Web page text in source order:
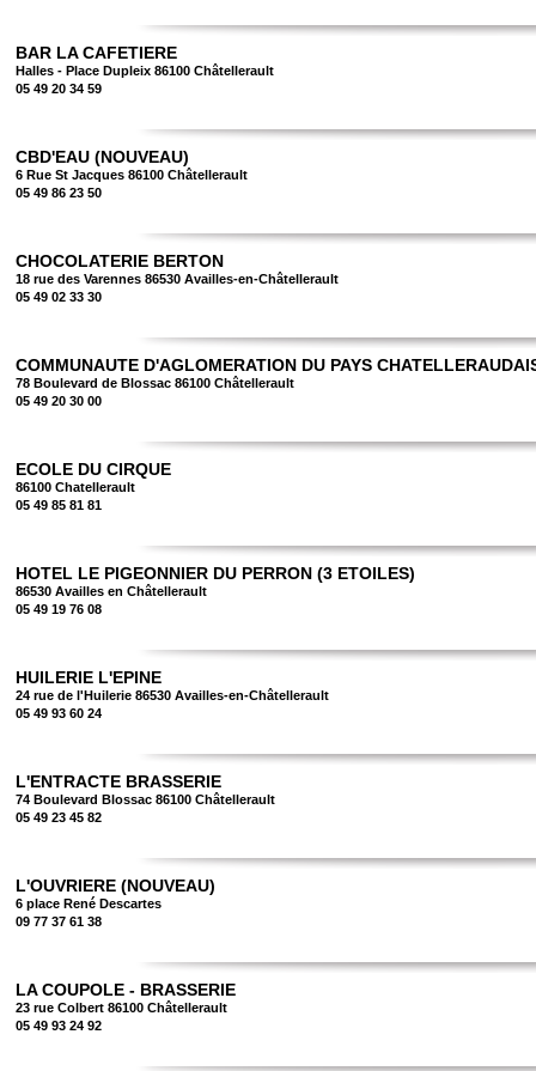
BAR LA CAFETIERE
Halles - Place Dupleix 86100 Châtellerault
05 49 20 34 59
CBD'EAU (NOUVEAU)
6 Rue St Jacques 86100 Châtellerault
05 49 86 23 50
CHOCOLATERIE BERTON
18 rue des Varennes 86530 Availles-en-Châtellerault
05 49 02 33 30
COMMUNAUTE D'AGLOMERATION DU PAYS
78 Boulevard de Blossac 86100 Châtellerault
05 49 20 30 00
ECOLE DU CIRQUE
86100 Chatellerault
05 49 85 81 81
HOTEL LE PIGEONNIER DU PERRON (3 ETOILES)
86530 Availles en Châtellerault
05 49 19 76 08
HUILERIE L'EPINE
24 rue de l'Huilerie 86530 Availles-en-Châtellerault
05 49 93 60 24
L'ENTRACTE BRASSERIE
74 Boulevard Blossac 86100 Châtellerault
05 49 23 45 82
L'OUVRIERE (NOUVEAU)
6 place René Descartes
09 77 37 61 38
LA COUPOLE - BRASSERIE
23 rue Colbert 86100 Châtellerault
05 49 93 24 92